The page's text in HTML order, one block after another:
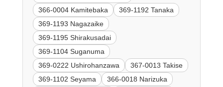
366-0004 Kamitebaka
369-1192 Tanaka
369-1193 Nagazaike
369-1195 Shirakusadai
369-1104 Suganuma
369-0222 Ushirohanzawa
367-0013 Takise
369-1102 Seyama
366-0018 Narizuka